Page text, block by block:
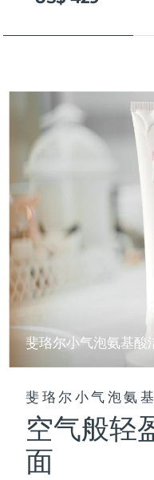
斐珞尔小气泡氨基酸
斐珞尔小气泡氨
空气般轻
面